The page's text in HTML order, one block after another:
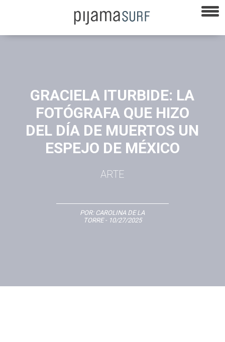
GRACIELA ITURBIDE: LA
FOTÓGRAFA QUE HIZO
DEL DÍA DE MUERTOS UN
ESPEJO DE MÉXICO
ARTE
POR: CAROLINA DE LA
TORRE- 10/27/2025